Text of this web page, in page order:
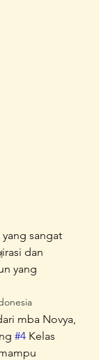
sangat
dan
yang
mba Novya,
#4 Kelas